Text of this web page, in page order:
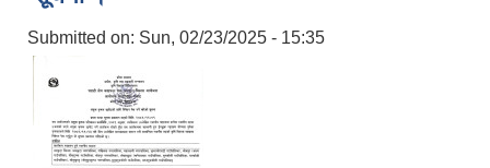
Submitted on: Sun, 02/23/2025 - 15:35